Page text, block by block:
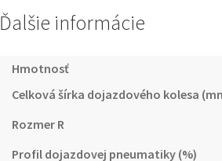
Ďalšie informácie
Hmotnosť
Celková šírka dojazdového kolesa
Rozmer R
Profil dojazdovej pneumatiky (%)